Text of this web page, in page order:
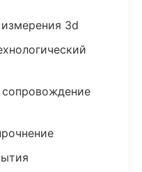
3d
сопровождение